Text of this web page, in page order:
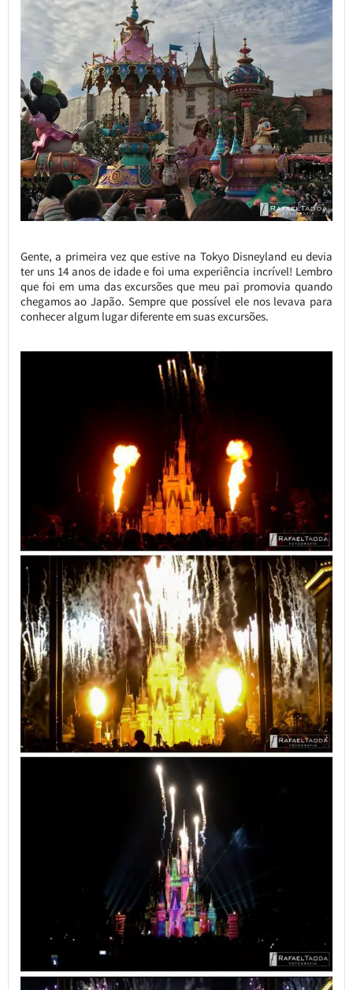
Gente, a primeira vez que estive na Tokyo Disneyland eu devia
ter uns 14 anos de idade e foi uma experiência incrível! Lembro
que foi em uma das excursões que meu pai promovia quando
chegamos ao Japão. Sempre que possível ele nos levava para
conhecer algum lugar diferente em suas excursões.